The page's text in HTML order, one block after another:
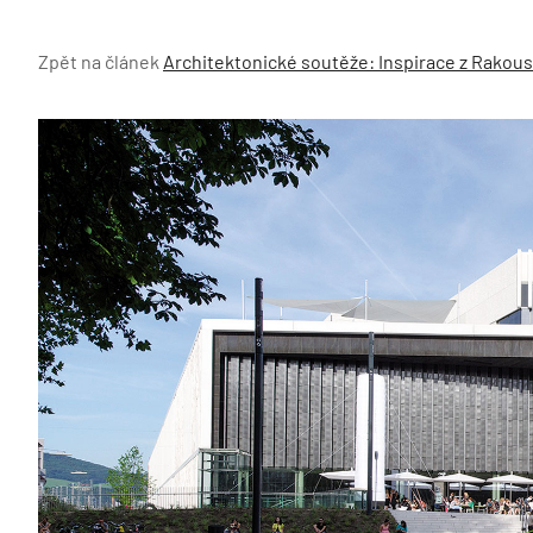
Zpět na článek Architektonické soutěže: Inspirace z